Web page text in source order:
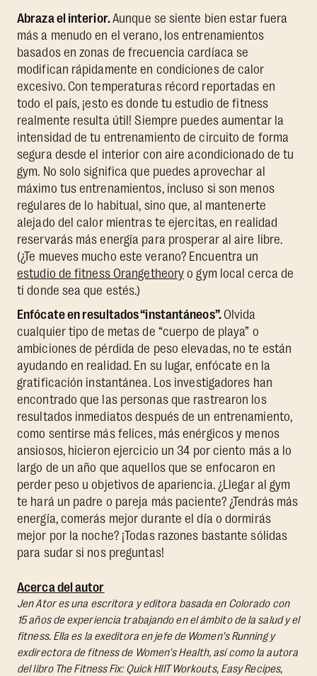
Abraza el interior.Aunque se siente bien estar fuera
más a menudo en el verano, los entrenamientos
basados en zonas de frecuencia cardíaca se
modifican rápidamente en condiciones de calor
excesivo. Con temperaturas récord reportadas en
todo el país, ¡esto es donde tu estudio de fitness
realmente resulta útil! Siempre puedes aumentar la
intensidad de tu entrenamiento de circuito de forma
segura desde el interior con aire acondicionado de tu
gym. No solo significa que puedes aprovechar al
máximo tus entrenamientos, incluso si son menos
regulares de lo habitual, sino que, al mantenerte
alejado del calor mientras te ejercitas, en realidad
reservarás más energía para prosperar al aire libre.
(¿Te mueves mucho este verano? Encuentra un
estudio de fitness Orangetheory o gym local cerca de
ti donde sea que estés.)
Enfócate en resultados “instantáneos”. Olvida
cualquier tipo de metas de “cuerpo de playa” o
ambiciones de pérdida de peso elevadas, no te están
ayudando en realidad. En su lugar, enfócate en la
gratificación instantánea. Los investigadores han
encontrado que las personas que rastrearon los
resultados inmediatos después de un entrenamiento,
como sentirse más felices, más enérgicos y menos
ansiosos, hicieron ejercicio un 34 por ciento más a lo
largo de un año que aquellos que se enfocaron en
perder peso u objetivos de apariencia. ¿Llegar al gym
te hará un padre o pareja más paciente? ¿Tendrás más
energía, comerás mejor durante el día o dormirás
mejor por la noche? ¡Todas razones bastante sólidas
para sudar si nos preguntas!
Acerca del autor
Jen Ator es una escritora y editora basada en Colorado con
15 años de experiencia trabajando en el ámbito de la salud y el
fitness. Ella es la exeditora en jefe de Women's Running y
exdirectora de fitness de Women's Health, así como la autora
del libro The Fitness Fix: Quick HIIT Workouts, Easy Recipes,